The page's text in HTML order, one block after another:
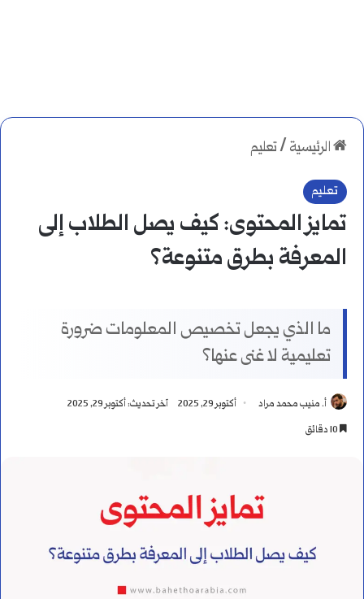
الرئيسية /تعليم
تعليم
تمايز المحتوى: كيف يصل الطلاب إلى
المعرفة بطرق متنوعة؟
ما الذي يجعل تخصيص المعلومات ضرورة
تعليمية لا غنى عنها؟
أ. منيب محمد مراد أكتوبر 29, 2025
آخر تحديث: أكتوبر 29, 2025